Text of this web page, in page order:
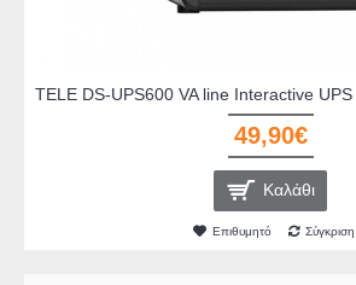
TELE DS-UPS600 VA line Interactive UPS
49,90€
Καλάθι
Επιθυμητό Σύγκριση